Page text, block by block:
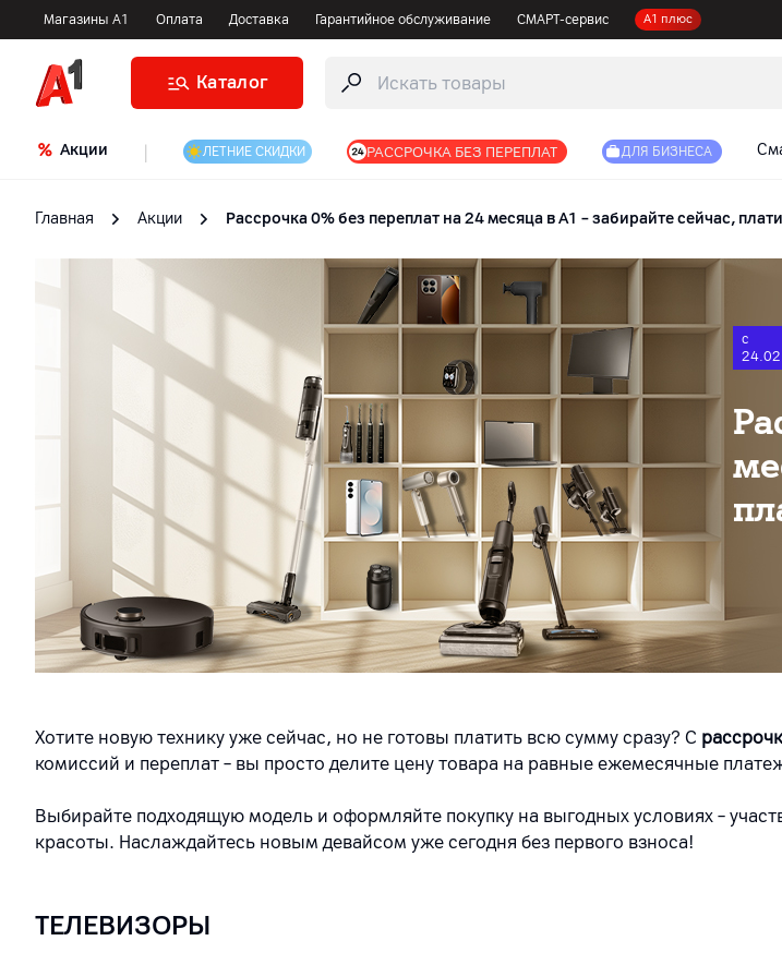
Магазины А1 Оплата Доставка Гарантийное обслуживание СМАРТ-сервис А1 плюс
Каталог
Акции ЛЕТНИЕ СКИДКИ РАССРОЧКА БЕЗ ПЕРЕПЛАТ ДЛЯ БИЗНЕСА
Главная Акции Рассрочка 0% без переплат на 24 месяца в А1 – забирайте сейчас,
с
Хотите новую технику уже сейчас, но не готовы платить всю сумму сразу? С
комиссий и переплат – вы просто делите цену товара на равные ежемесячные
Выбирайте подходящую модель и оформляйте покупку на выгодных условиях –
красоты. Наслаждайтесь новым девайсом уже сегодня без первого взноса!
ТЕЛЕВИЗОРЫ